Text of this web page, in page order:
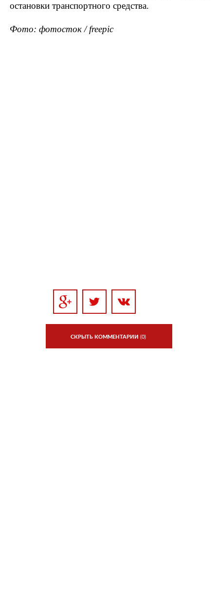
остановки транспортного средства.
Фото: фотосток / freepic
СКРЫТЬ КОММЕНТАРИИ (0)